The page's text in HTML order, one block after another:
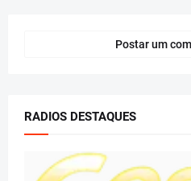
Postar um
RADIOS DESTAQUES